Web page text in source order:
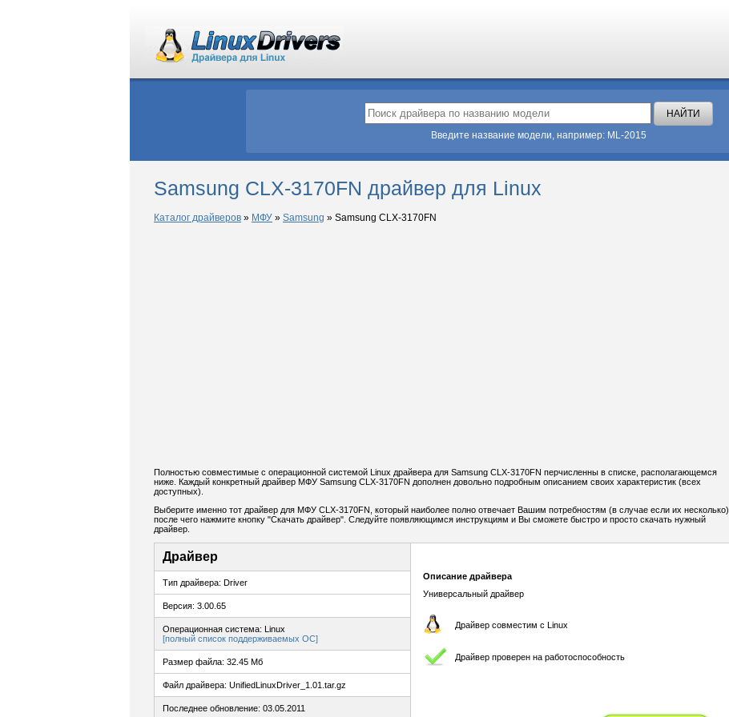
Введите название модели, например: ML-2015
Samsung CLX-3170FN драйвер для Linux
Каталог драйверов » МФУ » Samsung » Samsung CLX-3170FN
Полностью совместимые с операционной системой Linux драйвера для Samsung CLX-3170FN перчисленны в списке, располагающемся
ниже. Каждый конкретный драйвер МФУ Samsung CLX-3170FN дополнен довольно подробным описанием своих характеристик (всех
доступных).
Выберите именно тот драйвер для МФУ CLX-3170FN, который наиболее полно отвечает Вашим потребностям (в случае если их несколько),
после чего нажмите кнопку "Скачать драйвер". Следуйте появляющимся инструкциям и Вы сможете быстро и просто скачать нужный
драйвер.
Драйвер
Тип драйвера: Driver
Версия: 3.00.65
Операционная система: Linux
[полный список поддерживаемых ОС]
Размер файла: 32.45 Мб
Файл драйвера: UnifiedLinuxDriver_1.01.tar.gz
Последнее обновление: 03.05.2011
Описание драйвера
Универсальный драйвер
Драйвер совместим с Linux
Драйвер проверен на работоспособность